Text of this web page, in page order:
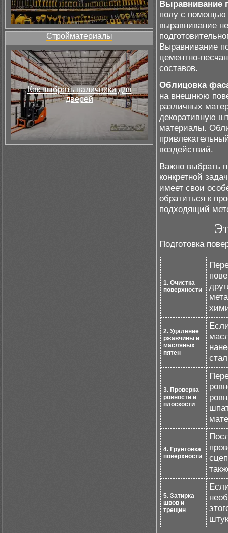
Стройматериалы
Как выбрать наличники для
дверей
Выравнивание
полу с помощью
выравнивание
Выравнивание
цементно-
составов.
Облицовка
на внешнюю
различных
декоративную
материалы.
воздействий.
Важно выбрать
конкретной
имеет свои
обратиться к
подходящий
Подготовка
1. Очистка
поверхности
2. Удаление
ржавчины и
масляных
пятен
3. Проверка
ровности и
плоскости
4. Грунтовка
поверхности
5. Затирка
швов и
трещин